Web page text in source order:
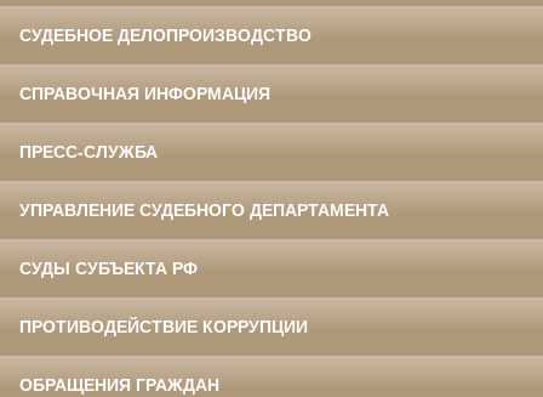
СУДЕБНОЕ ДЕЛОПРОИЗВОДСТВО
СПРАВОЧНАЯ ИНФОРМАЦИЯ
ПРЕСС-СЛУЖБА
УПРАВЛЕНИЕ СУДЕБНОГО ДЕПАРТАМЕНТА
СУДЫ СУБЪЕКТА РФ
ПРОТИВОДЕЙСТВИЕ КОРРУПЦИИ
ОБРАЩЕНИЯ ГРАЖДАН